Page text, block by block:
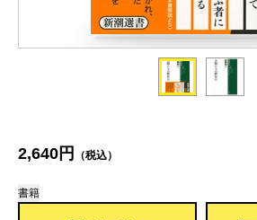
2,640円 （税込）
書籍